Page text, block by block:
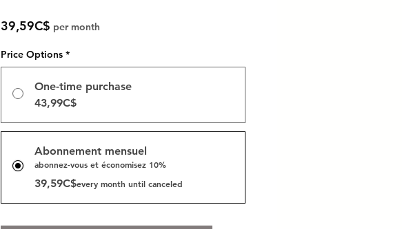
39,59C$ Price
per month
Price Options *
One-time purchase
43,99C$
Abonnement mensuel
abonnez-vous et économisez 10%
39,59C$every month until canceled